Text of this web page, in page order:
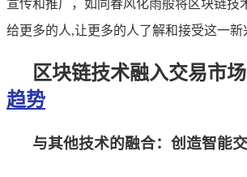
宣传和推广，如同春风化雨般将区块链技
给更多的人,让更多的人了解和接受这一新
区块链技术融入交易市
趋势
与其他技术的融合：创造智能